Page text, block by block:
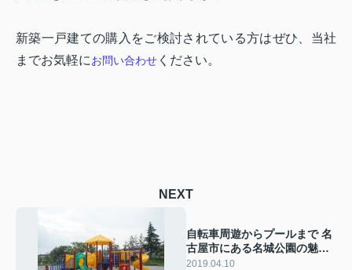
新築一戸建ての購入をご検討されている方はぜひ、当社
までお気軽にお問い合わせ ください。
NEXT
自転車周遊からプールまで 名
古屋市にある名城公園の魅力
をご紹介！
2019.04.10